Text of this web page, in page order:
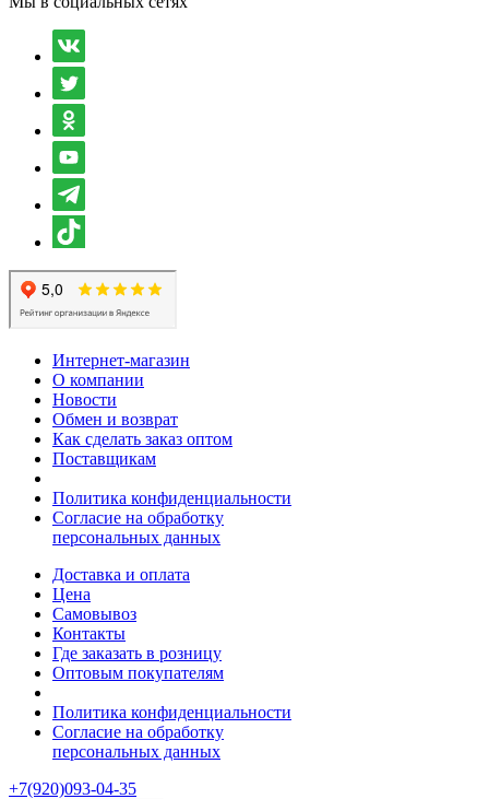
Интернет-магазин
О компании
Новости
Обмен и возврат
Как сделать заказ оптом
Поставщикам
Политика конфиденциальности
Согласие на обработку
персональных данных
Доставка и оплата
Цена
Самовывоз
Контакты
Где заказать в розницу
Оптовым покупателям
Политика конфиденциальности
Согласие на обработку
персональных данных
+7(920)093-04-35